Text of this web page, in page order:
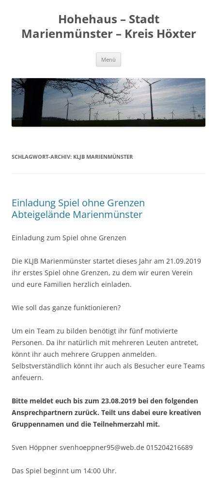
Hohehaus – Stadt
Marienmünster – Kreis Höxter
Menü
SCHLAGWORT-ARCHIV: KLJB MARIENMÜNSTER
Einladung Spiel ohne Grenzen
Abteigelände Marienmünster
Einladung zum Spiel ohne Grenzen
Die KLJB Marienmünster startet dieses Jahr am 21.09.2019
ihr erstes Spiel ohne Grenzen, zu dem wir euren Verein
und eure Familien herzlich einladen.
Wie soll das ganze funktionieren?
Um ein Team zu bilden benötigt ihr fünf motivierte
Personen. Da ihr natürlich mit mehreren Leuten antretet,
könnt ihr auch mehrere Gruppen anmelden.
Selbstverständlich könnt ihr auch als Besucher eure Teams
anfeuern.
Bitte meldet euch bis zum 23.08.2019 bei den folgenden
Ansprechpartnern zurück. Teilt uns dabei eure kreativen
Gruppennamen und die Teilnehmerzahl mit.
Sven Höppner svenhoeppner95@web.de 015204216689
Das Spiel beginnt um 14:00 Uhr.